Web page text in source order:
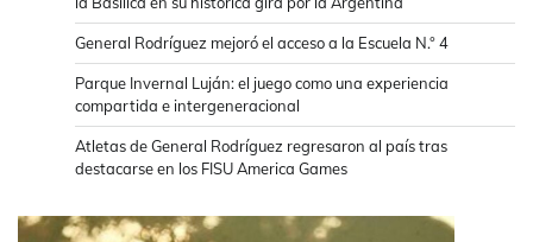
General Rodríguez mejoró el acceso a la Escuela N.° 4
Parque Invernal Luján: el juego como una experiencia
compartida e intergeneracional
Atletas de General Rodríguez regresaron al país tras
destacarse en los FISU America Games